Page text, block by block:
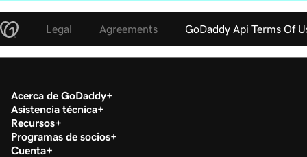
Legal Agreements GoDaddy Api Terms Of
Acerca de GoDaddy
Asistencia técnica
Recursos
Programas de socios
Cuenta